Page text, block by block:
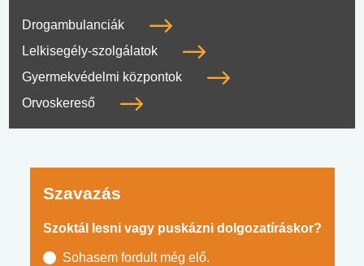
Drogambulanciák
Lelkisegély-szolgálatok
Gyermekvédelmi központok
Orvoskereső
Szavazás
Szoktál lesni vagy puskázni dolgozatíráskor?
Sohasem fordult még elő.